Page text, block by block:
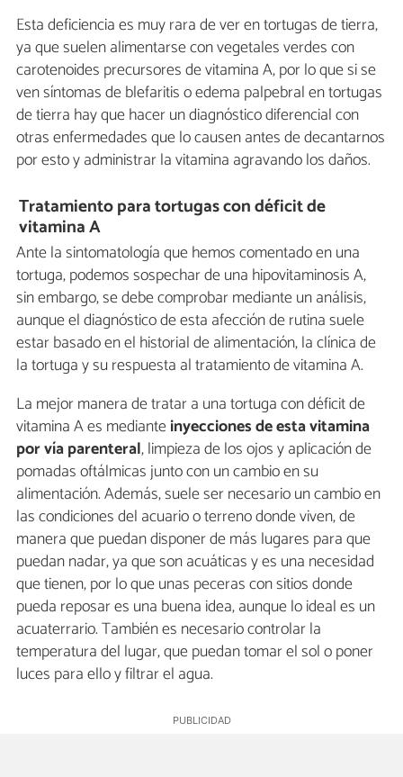
Esta deficiencia es muy rara de ver en tortugas de tierra,
ya que suelen alimentarse con vegetales verdes con
carotenoides precursores de vitamina A, por lo que si se
ven síntomas de blefaritis o edema palpebral en tortugas
de tierra hay que hacer un diagnóstico diferencial con
otras enfermedades que lo causen antes de decantarnos
por esto y administrar la vitamina agravando los daños.
Tratamiento para tortugas con déficit de
vitamina A
Ante la sintomatología que hemos comentado en una
tortuga, podemos sospechar de una hipovitaminosis A,
sin embargo, se debe comprobar mediante un análisis,
aunque el diagnóstico de esta afección de rutina suele
estar basado en el historial de alimentación, la clínica de
la tortuga y su respuesta al tratamiento de vitamina A.
La mejor manera de tratar a una tortuga con déficit de
vitamina A es medianteinyecciones de esta vitamina
por vía parenteral, limpieza de los ojos y aplicación de
pomadas oftálmicas junto con un cambio en su
alimentación. Además, suele ser necesario un cambio en
las condiciones del acuario o terreno donde viven, de
manera que puedan disponer de más lugares para que
puedan nadar, ya que son acuáticas y es una necesidad
que tienen, por lo que unas peceras con sitios donde
pueda reposar es una buena idea, aunque lo ideal es un
acuaterrario. También es necesario controlar la
temperatura del lugar, que puedan tomar el sol o poner
luces para ello y filtrar el agua.